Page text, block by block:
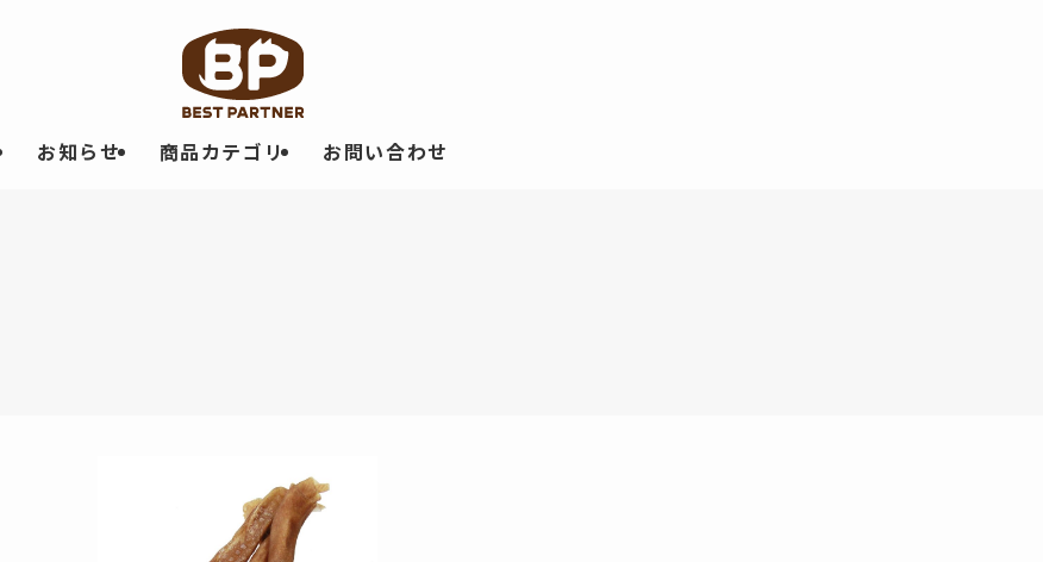
お知らせ 商品カテゴリ お問い合わせ